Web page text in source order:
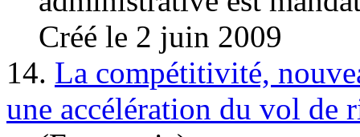
Créé le 2 juin 2009
14. La compétitivité,
une accélération du vol de